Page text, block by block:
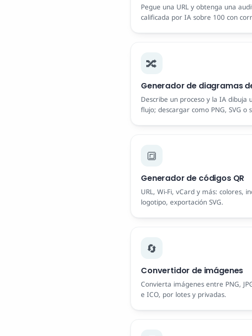
Pegue una URL y obtenga una
calificada por IA sobre 100 con
🔀
Generador de diagramas
Describe un proceso y la IA dibuja
flujo; descargar como PNG, SVG o
🔳
Generador de códigos QR
URL, Wi-Fi, vCard y más: colores,
logotipo, exportación SVG.
🔄
Convertidor de imágenes
Convierta imágenes entre PNG,
e ICO, por lotes y privadas.